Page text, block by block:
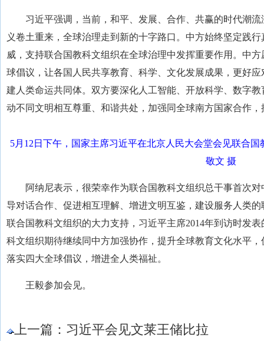
习近平强调，当前，和平、发展、合作、共赢的时代潮
义卷土重来，全球治理走到新的十字路口。中方始终坚定践
威，支持联合国教科文组织在全球治理中发挥重要作用。中
球倡议，让各国人民共享教育、科学、文化发展成果，更好
建人类命运共同体。双方要深化人工智能、开放科学、数字
动不同文明相互尊重、和谐共处，加强同全球南方国家合作
5月12日下午，国家主席习近平在北京人民大会堂会见联合
敬文 摄
阿纳尼表示，很荣幸作为联合国教科文组织总干事首次
导对话合作、促进相互理解、增进文明互鉴，建设服务人类
联合国教科文组织的大力支持，习近平主席2014年到访时发
科文组织期待继续同中方加强协作，提升全球教育文化水平
落实四大全球倡议，增进全人类福祉。
王毅参加会见。
上一篇： 习近平会见文莱王储比拉